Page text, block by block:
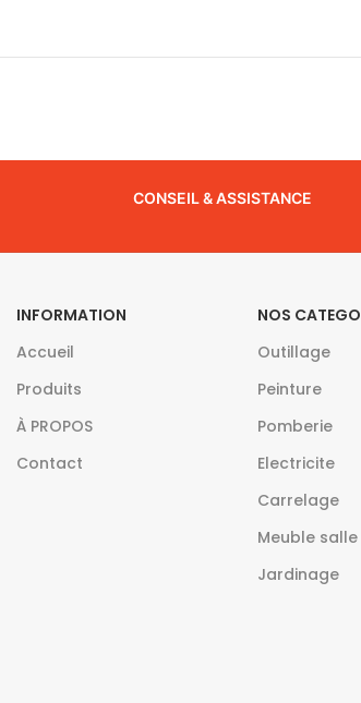
CONSEIL & ASSISTANCE
INFORMATION
Accueil
Produits
À PROPOS
Contact
NOS
Outillage
Peinture
Pomberie
Electricite
Carrelage
Meuble
Jardinage